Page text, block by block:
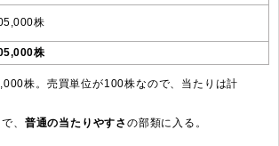
株
株
株。売買単位が100株なので、当たりは計
、 普通の当たりやすさの部類に入る。